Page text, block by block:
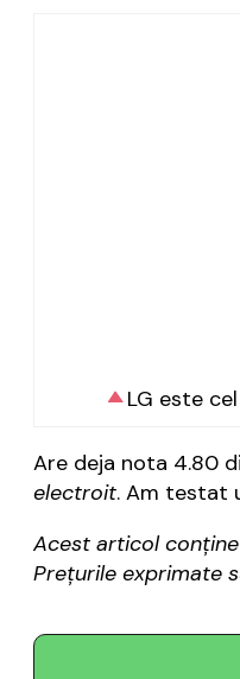
LG este
Are deja nota 4.80
electroit. Am testat
Acest articol
Prețurile exprimate